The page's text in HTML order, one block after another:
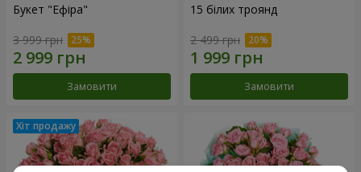
Букет "Ефіра"
3 999 грн
Замовити
15 білих троянд
2 499 грн
Замовити